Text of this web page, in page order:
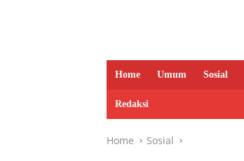
Home Umum Sosial
Redaksi
Home Sosial